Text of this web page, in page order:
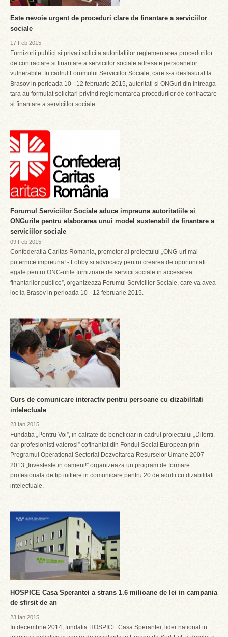
Este nevoie urgent de proceduri clare de finantare a serviciilor
sociale
17 Feb 2015
Furnizorii publici si privati solicita autoritatiilor reglementarea procedurilor
de contractare si finantare a serviciilor sociale adresate persoanelor
vulnerabile. In cadrul Forumului Serviciilor Sociale, care s-a desfasurat la
Brasov in perioada 10 - 12 februarie 2015, autoritati si ONGuri din intreaga
tara au formulat solicitari privind reglementarea procedurilor de contractare
si finantare a serviciilor sociale.
Forumul Serviciilor Sociale aduce impreuna autoritatiile si
ONGurile pentru elaborarea unui model sustenabil de finantare a
serviciilor sociale
09 Feb 2015
Confederatia Caritas Romania, promotor al proiectului „ONG-uri mai
puternice impreuna! - Lobby si advocacy pentru crearea de oportunitati
egale pentru ONG-urile furnizoare de servicii sociale in accesarea
finantarilor publice”, organizeaza Forumul Serviciilor Sociale, care va avea
loc la Brasov in perioada 10 - 12 februarie 2015.
Curs de comunicare interactiv pentru persoane cu dizabilitati
intelectuale
23 Ian 2015
Fundatia „Pentru Voi”, in calitate de beneficiar in cadrul proiectului „Diferiti,
dar profesionisti valorosi” cofinantat din Fondul Social European prin
Programul Operational Sectorial Dezvoltarea Resurselor Umane 2007-
2013 „Investeste in oameni!” organizeaza un program de formare
profesionala de tip initiere in comunicare pentru 20 de adulti cu dizabilitati
intelectuale.
HOSPICE Casa Sperantei a strans 1.6 milioane de lei in campania
de sfirsit de an
23 Ian 2015
In decembrie 2014, fundatia HOSPICE Casa Sperantei, lider national in